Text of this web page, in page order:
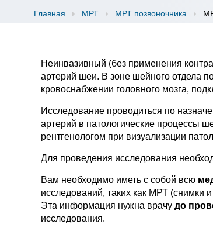
Главная МРТ МРТ позвоночника
Неинвазивный (без применения
артерий шеи. В зоне шейного отдела
кровоснабжении головного мозга,
Исследование проводиться по
артерий в патологические процессы
рентгенологом при визуализации
Для проведения исследования
Вам необходимо иметь с собой всю
исследований, таких как МРТ (снимки
Эта информация нужна врачудо
исследования.